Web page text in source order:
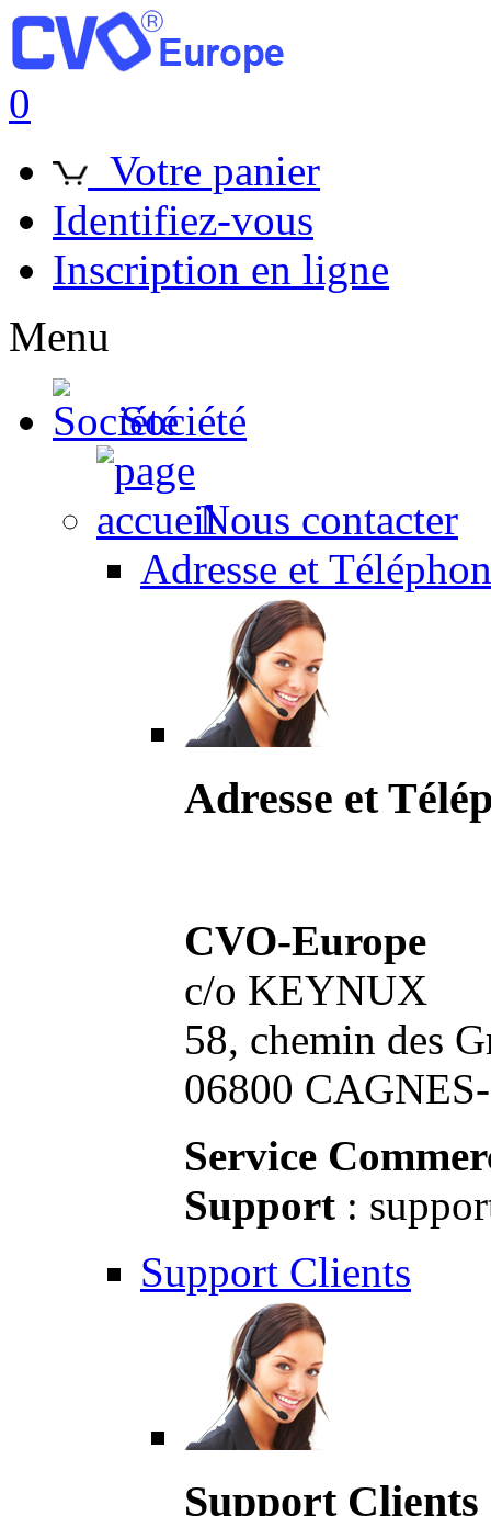
0
Votre panier
Identifiez-vous
Inscription en ligne
Menu
Société
Nous contacter
Adresse et
Adresse et
CVO-Europe
c/o KEYNUX
58, chemin des
06800
Service
Support :
Support Clients
Support Clients